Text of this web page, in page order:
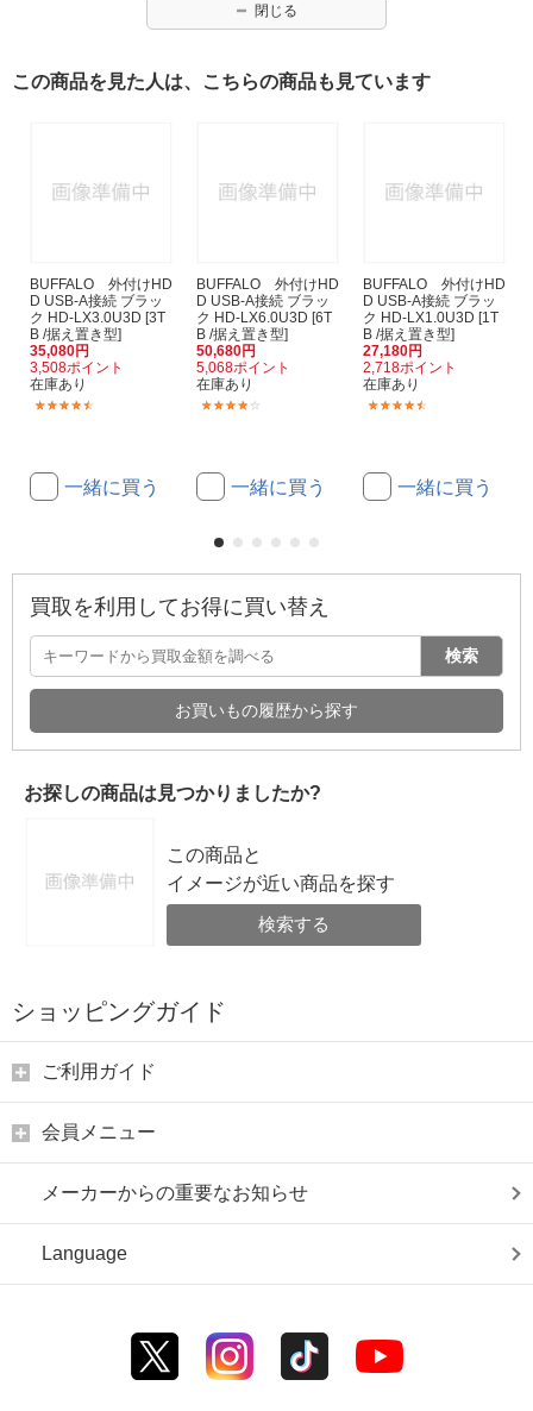
閉じる
この商品を見た人は、こちらの商品も見ています
BUFFALO 外付けHD
D USB-A接続 ブラッ
ク HD-LX3.0U3D [3T
B /据え置き型]
35,080円
3,508ポイント
在庫あり
一緒に買う
BUFFALO 外付けHD
D USB-A接続 ブラッ
ク HD-LX6.0U3D [6T
B /据え置き型]
50,680円
5,068ポイント
在庫あり
一緒に買う
BUFFALO 外付けHD
D USB-A接続 ブラッ
ク HD-LX1.0U3D [1T
B /据え置き型]
27,180円
2,718ポイント
在庫あり
一緒に買う
買取を利用してお得に買い替え
検索
お買いもの履歴から探す
お探しの商品は見つかりましたか?
この商品と
イメージが近い商品を探す
検索する
ショッピングガイド
ご利用ガイド
会員メニュー
メーカーからの重要なお知らせ
Language